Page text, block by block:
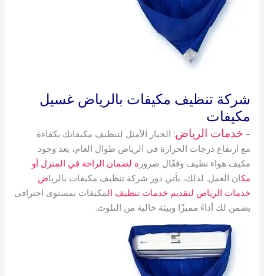
شركة تنظيف مكيفات بالرياض غسيل
مكيفات
– خدمات الرياض: الخيار الأمثل لتنظيف مكيفاتك بكفاءة
مع ارتفاع درجات الحرارة في الرياض طوال العام، يعد وجود
مكيف هواء نظيف وفعّال ضرور ة لضمان الراحة في المنزل أو
مكان العمل. لذلك، يأتي دور شركة تنظيف مكيفات بالرياض
خدمات الرياض لتقديم خدمات تنظيف المكيفات بمستوى احترافي
يضمن لك أداءً مميزًا وبيئة خالية من التلوث.